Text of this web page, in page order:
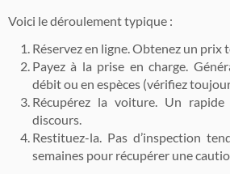
Voici le déroulement typique :
Réservez en ligne. Obtenez un prix
Payez à la prise en charge.
débit ou en espèces (vérifiez
Récupérez la voiture. Un
discours.
Restituez-la. Pas d’inspection
semaines pour récupérer une